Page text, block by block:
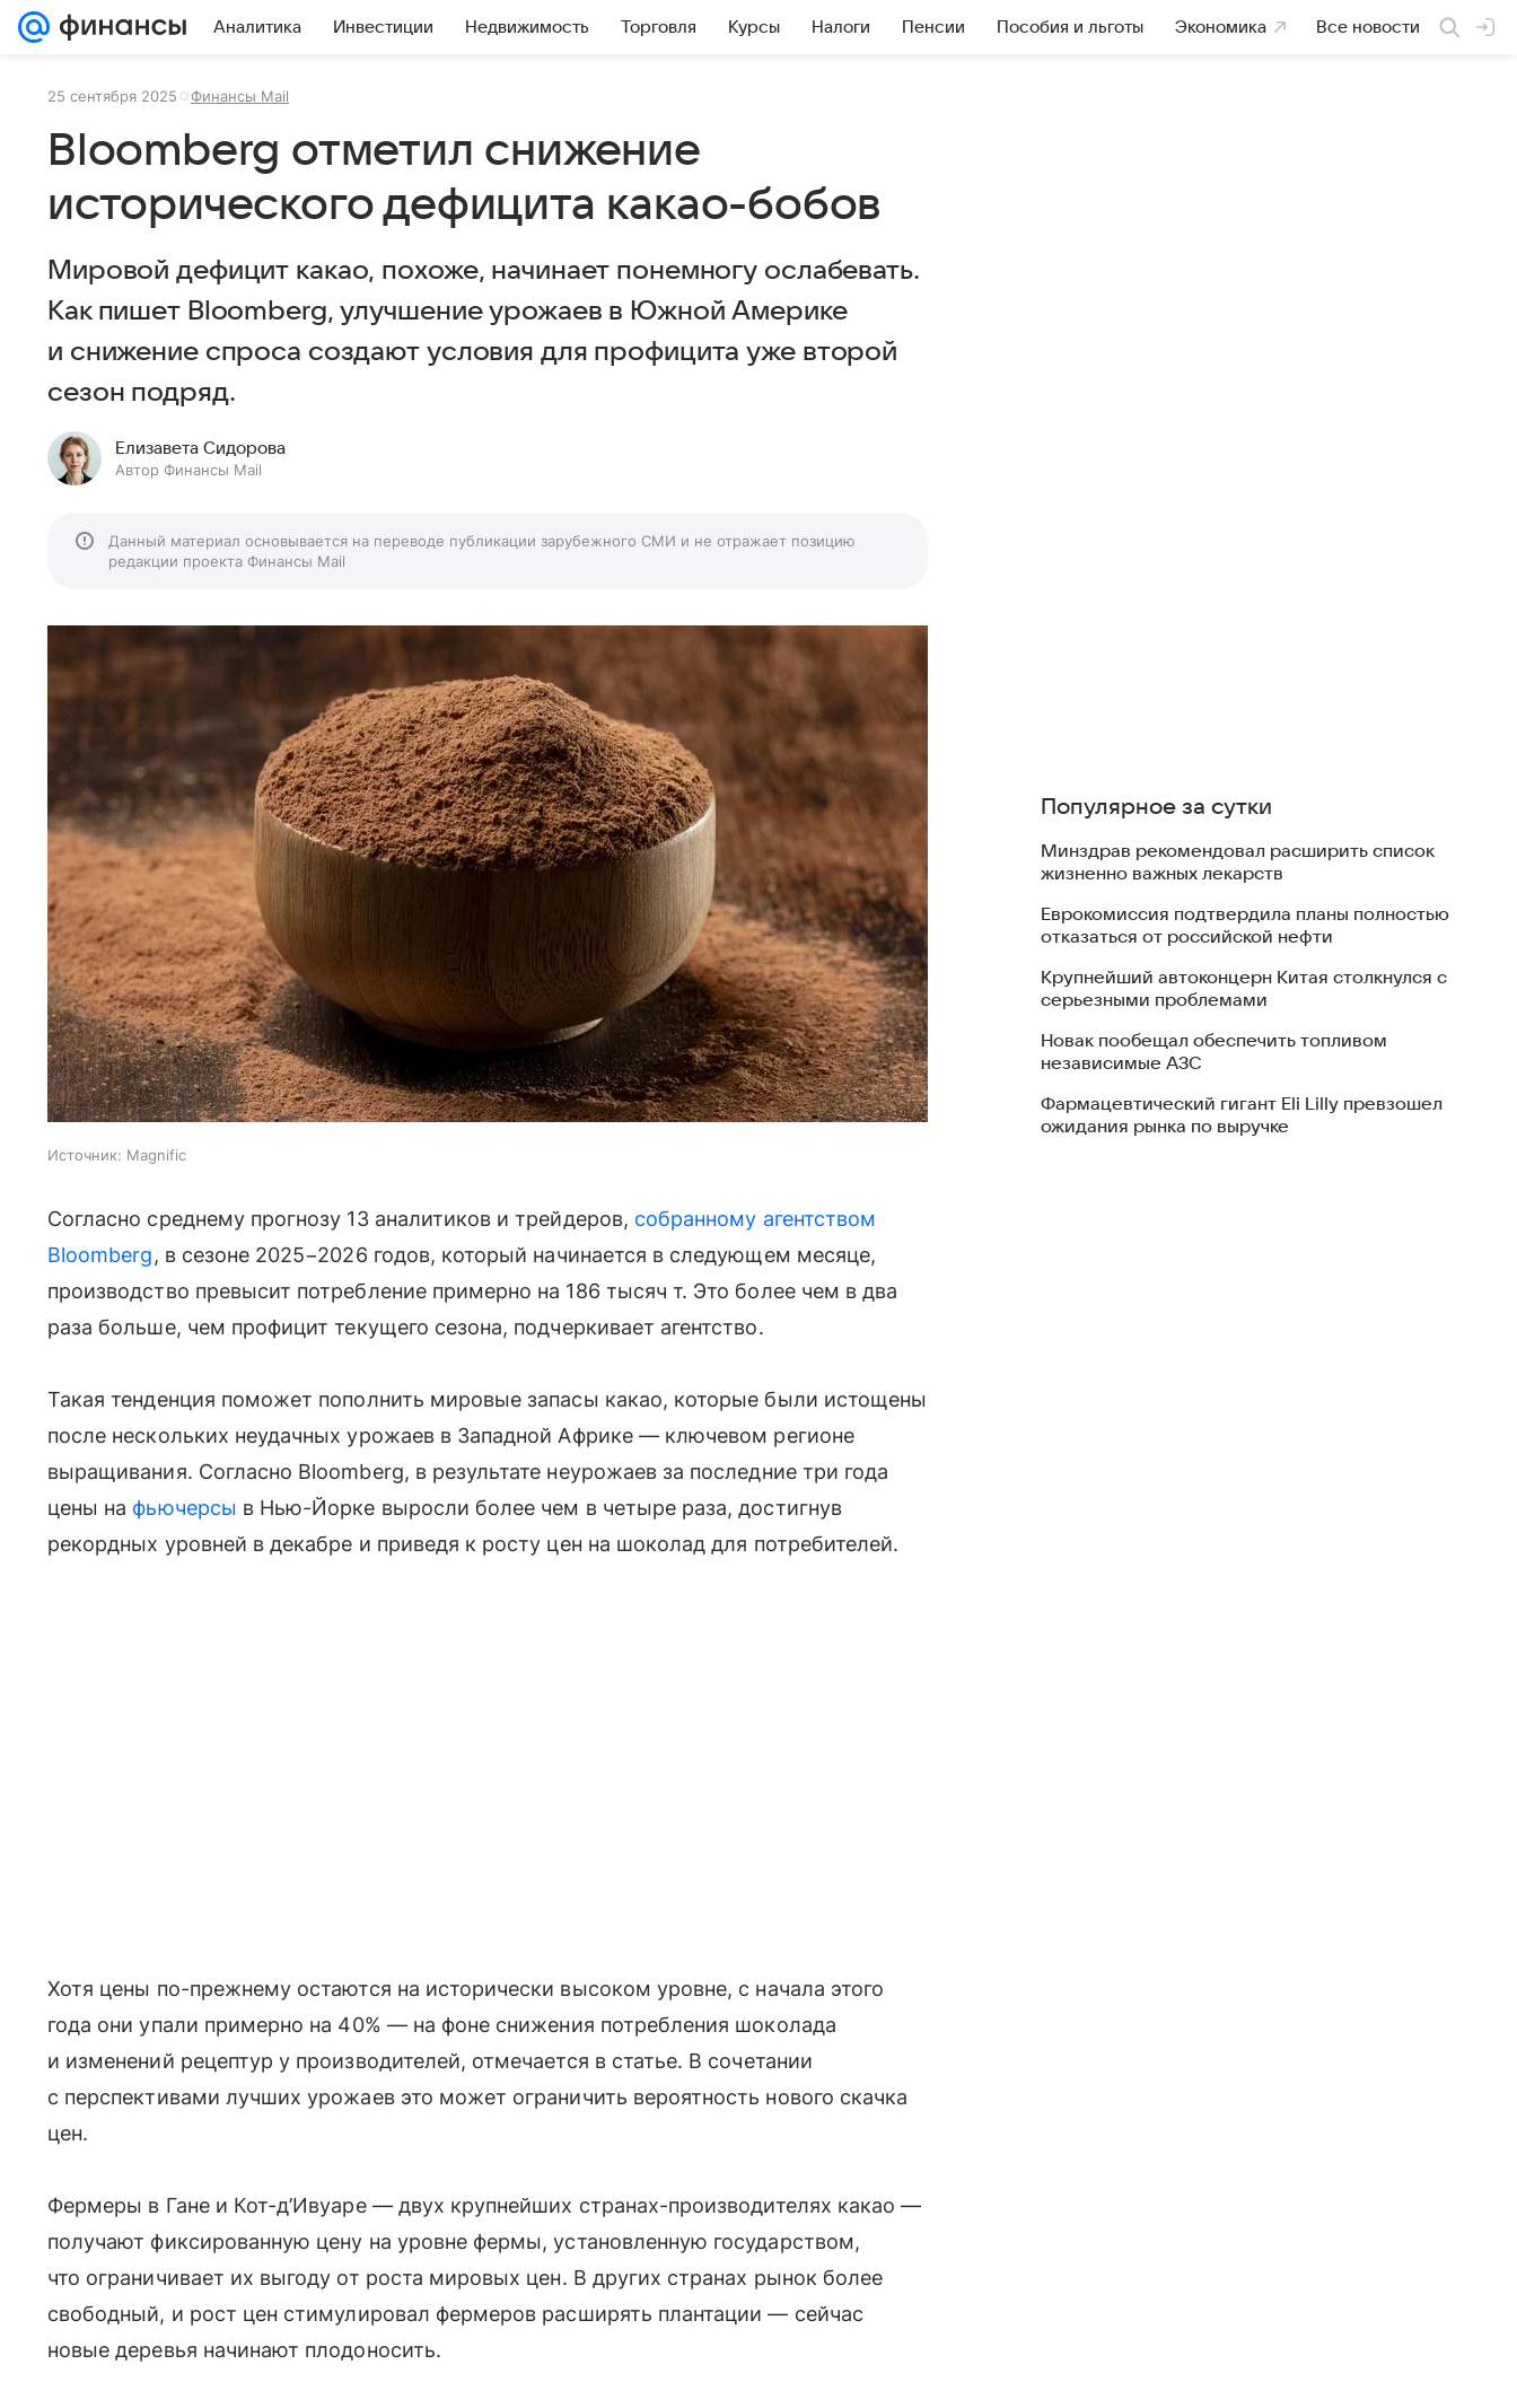
Аналитика Инвестиции Недвижимость Торговля Курсы Налоги Пенсии Пособия и льготы Экономика Все новости
25 сентября 2025 Финансы Mail
Bloomberg отметил снижение
исторического дефицита какао-бобов
Мировой дефицит какао, похоже, начинает понемногу ослабевать.
Как пишет Bloomberg, улучшение урожаев в Южной Америке
и снижение спроса создают условия для профицита уже второй
сезон подряд.
Елизавета Сидорова
Автор Финансы Mail
Данный материал основывается на переводе публикации зарубежного СМИ и не отражает позицию
редакции проекта Финансы Mail
Источник: Magnific
Согласно среднему прогнозу 13 аналитиков и трейдеров, собранному агентством
Bloomberg, в сезоне 2025−2026 годов, который начинается в следующем месяце,
производство превысит потребление примерно на 186 тысяч т. Это более чем в два
раза больше, чем профицит текущего сезона, подчеркивает агентство.
Такая тенденция поможет пополнить мировые запасы какао, которые были истощены
после нескольких неудачных урожаев в Западной Африке — ключевом регионе
выращивания. Согласно Bloomberg, в результате неурожаев за последние три года
цены на фьючерсы в Нью-Йорке выросли более чем в четыре раза, достигнув
рекордных уровней в декабре и приведя к росту цен на шоколад для потребителей.
Хотя цены по-прежнему остаются на исторически высоком уровне, с начала этого
года они упали примерно на 40% — на фоне снижения потребления шоколада
и изменений рецептур у производителей, отмечается в статье. В сочетании
с перспективами лучших урожаев это может ограничить вероятность нового скачка
цен.
Фермеры в Гане и Кот-д’Ивуаре — двух крупнейших странах-производителях какао —
получают фиксированную цену на уровне фермы, установленную государством,
что ограничивает их выгоду от роста мировых цен. В других странах рынок более
свободный, и рост цен стимулировал фермеров расширять плантации — сейчас
новые деревья начинают плодоносить.
Популярное за сутки
Минздрав рекомендовал расширить список
жизненно важных лекарств
Еврокомиссия подтвердила планы полностью
отказаться от российской нефти
Крупнейший автоконцерн Китая столкнулся с
серьезными проблемами
Новак пообещал обеспечить топливом
независимые АЗС
Фармацевтический гигант Eli Lilly превзошел
ожидания рынка по выручке